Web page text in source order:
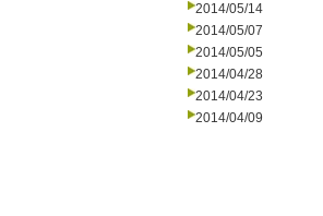
2014/05/14
2014/05/07
2014/05/05
2014/04/28
2014/04/23
2014/04/09